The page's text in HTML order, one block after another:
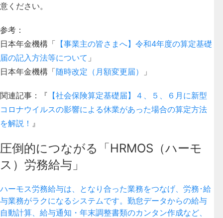
意ください。
参考：
日本年金機構「 【事業主の皆さまへ】令和4年度の算定基礎
届の記入方法等について 」
日本年金機構「随時改定（月額変更届） 」
関連記事：『 【社会保険算定基礎届】４、５、６月に新型
コロナウイルスの影響による休業があった場合の算定方法
を解説！ 』
圧倒的につながる「HRMOS（ハーモ
ス）労務給与」
ハーモス労務給与は、となり合った業務をつなげ、労務･給
与業務がラクになるシステムです。勤怠データからの給与
自動計算、給与通知・年末調整書類のカンタン作成など、